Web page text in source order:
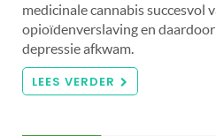
medicinale cannabis succesvol
opioïdenverslaving en
depressie afkwam.
LEES VERDER